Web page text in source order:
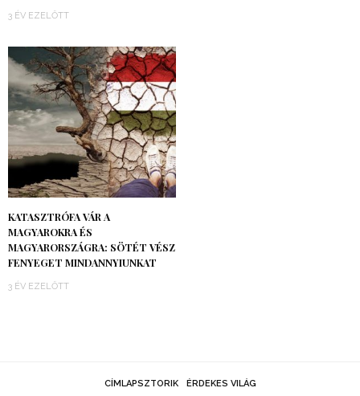
3 ÉV EZELŐTT
KATASZTRÓFA VÁR A
MAGYAROKRA ÉS
MAGYARORSZÁGRA: SÖTÉT VÉSZ
FENYEGET MINDANNYIUNKAT
3 ÉV EZELŐTT
CÍMLAPSZTORIK ÉRDEKES VILÁG